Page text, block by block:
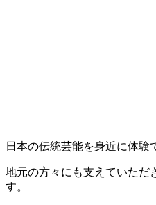
日本の伝統芸能を身近に体験
地元の方々にも支えていただ
す。